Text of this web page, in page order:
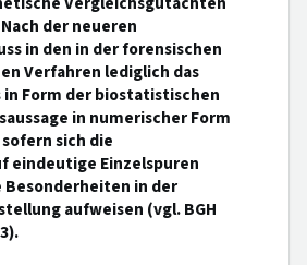
der neueren
in den in der forensischen
Verfahren lediglich das
Form der biostatistischen
in numerischer Form
sich die
eindeutige Einzelspuren
in der
aufweisen (vgl. BGH